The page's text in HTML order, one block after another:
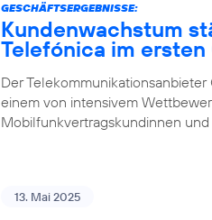
GESCHÄFTSERGEBNISSE:
Kundenwachstum
Telefónica im ersten
Der Telekommunikationsanbieter
einem von intensivem
Mobilfunkvertragskundinnen
13. Mai 2025